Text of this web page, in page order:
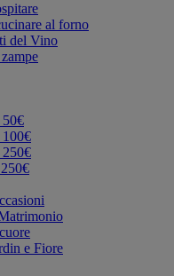
al forno
del Vino
50€
e Fiore